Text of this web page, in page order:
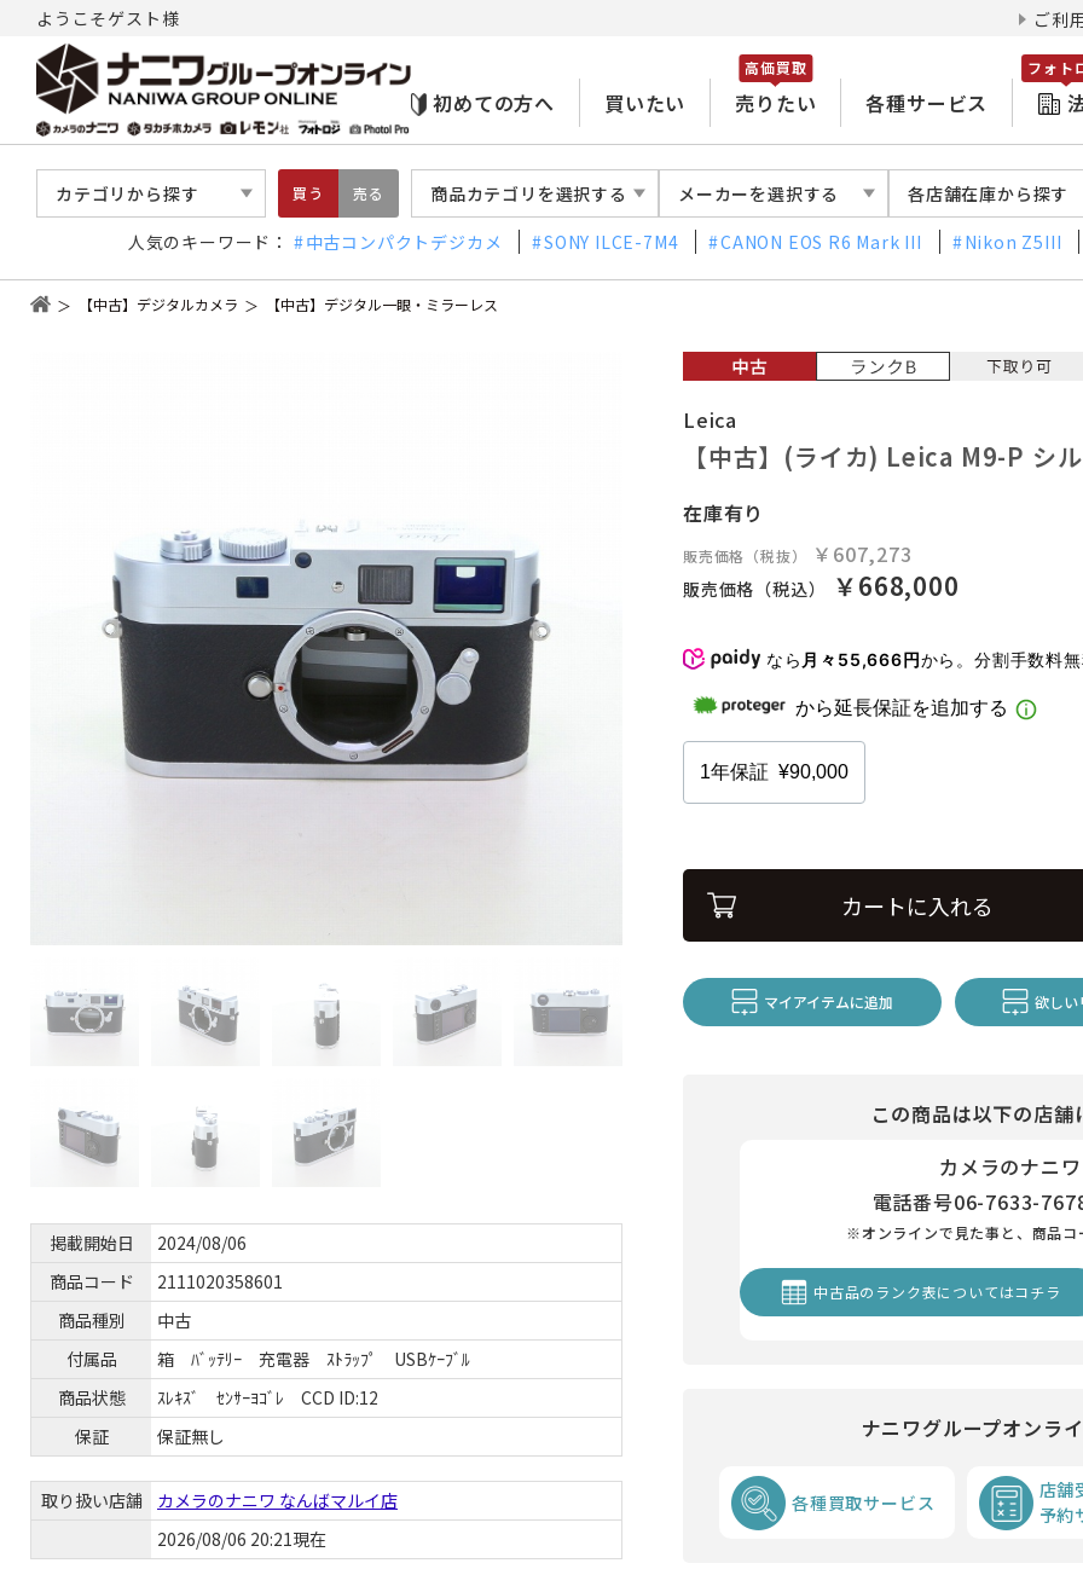
ようこそゲスト様 ご利
初めての方へ 買いたい 売りたい
高価買取
各種サービス
フォト
カテゴリから探す 買う 売る 商品カテゴリを選択する メーカーを選択する 各店舗在庫から探す
人気のキーワード： 中古コンパクトデジカメ SONY ILCE-7M4 CANON EOS R6 Mark III Nikon Z5III
【中古】デジタルカメラ 【中古】デジタル一眼・ミラーレス
掲載開始日
2024/08/06
商品コード
2111020358601
商品種別
中古
付属品
箱 ﾊﾞｯﾃﾘｰ 充電器 ｽﾄﾗｯﾌﾟ USBｹｰﾌﾞﾙ
商品状態
ｽﾚｷｽﾞ ｾﾝｻｰﾖｺﾞﾚ CCD ID:12
保証
保証無し
取り扱い店舗
カメラのナニワ なんばマルイ店
2026/08/06 20:21現在
Leica
【中古】(ライカ) Leica M9-P シ
在庫有り
販売価格（税抜） ￥607,273
販売価格（税込） ￥668,000
なら 月々55,666円から。分割手数料
カートに入れる
マイアイテムに追加 欲しい
この商品は以下の店
カメラのナニ
電話番号06-7633-
※オンラインで見た事と、商品コ
中古品のランク表についてはコチラ
ナニワグループオンラ
各種買取サービス
店舗
予約